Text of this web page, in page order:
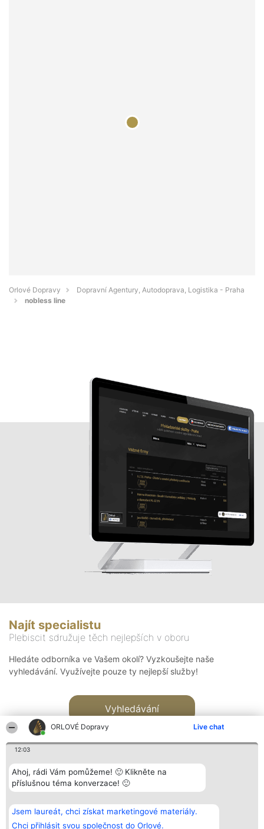
ORLOVÉ Dopravy Live chat
12:03
Ahoj, rádi Vám pomůžeme! 🙂 Klikněte na
příslušnou téma konverzace! 🙂
Jsem laureát, chci získat marketingové materiály.
Chci přihlásit svou společnost do Orlové.
Orlové Dopravy
Dopravní Agentury, Autodoprava, Logistika - Praha
nobless line
Najít specialistu
Plebiscit sdružuje těch nejlepších v oboru
Hledáte odborníka ve Vašem okolí? Vyzkoušejte naše
vyhledávání. Využívejte pouze ty nejlepší služby!
Vyhledávání
Bright Side Solutions sp. z o.
o. sp. k.
ul. Ruska 22
Vítězové
Seznam všech
laureátů
Kontakt